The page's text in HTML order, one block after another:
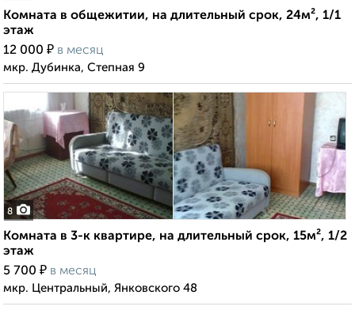
Комната в общежитии, на длительный срок, 24м², 1/1
этаж
12 000 ₽ в месяц
мкр. Дубинка, Степная 9
8
Комната в 3-к квартире, на длительный срок, 15м², 1/2
этаж
5 700 ₽ в месяц
мкр. Центральный, Янковского 48